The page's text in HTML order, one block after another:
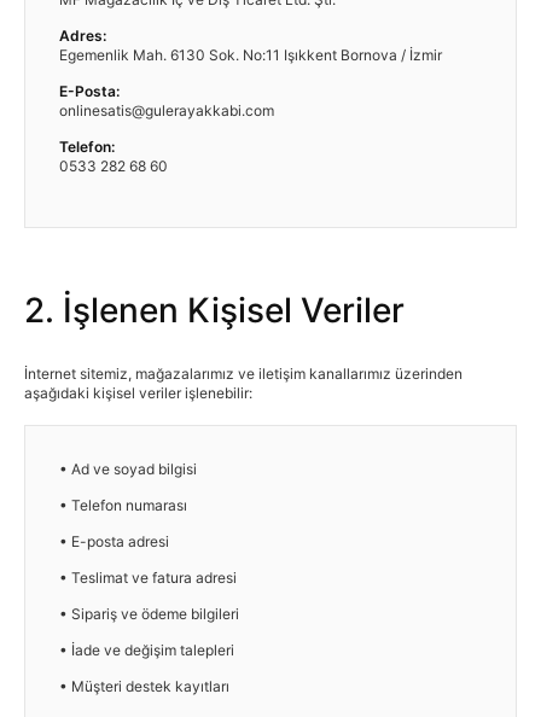
Adres:
Egemenlik Mah. 6130 Sok. No:11 Işıkkent Bornova / İzmir
E-Posta:
onlinesatis@gulerayakkabi.com
Telefon:
0533 282 68 60
2. İşlenen Kişisel Veriler
İnternet sitemiz, mağazalarımız ve iletişim kanallarımız üzerinden
aşağıdaki kişisel veriler işlenebilir:
• Ad ve soyad bilgisi
• Telefon numarası
• E-posta adresi
• Teslimat ve fatura adresi
• Sipariş ve ödeme bilgileri
• İade ve değişim talepleri
• Müşteri destek kayıtları